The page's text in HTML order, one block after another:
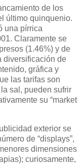
de los
último quinquenio.
una pírrica
Claramente se
(1.46%) y de
diversificación de
gráfica y
las tarifas son
sal, pueden sufrir
su “market
exterior se
de “displays”,
dimensiones
curiosamente,